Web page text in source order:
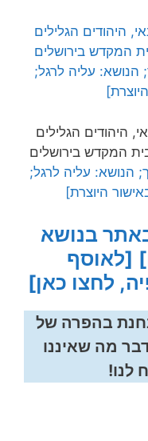
היהודים הגלילים
המקדש בירושלים
הנושא: עליה לרגל;
היוצרת]
בנושא
[לאוסף
לחצו כאן]
בהפרה של
מה שאיננו
לנו!